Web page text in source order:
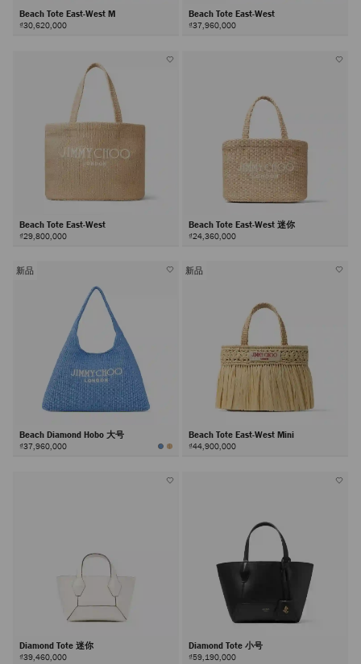
Beach Tote East-West M
₫30,620,000
Beach Tote East-West
₫37,960,000
Beach Tote East-West
₫29,800,000
Beach Tote East-West 迷你
₫24,360,000
新品
Beach Diamond Hobo 大号
₫37,960,000
新品
Beach Tote East-West Mini
₫44,900,000
Diamond Tote 迷你
₫39,460,000
Diamond Tote 小号
₫59,190,000